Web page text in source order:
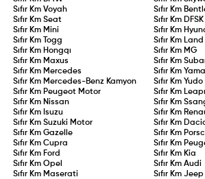
Sıfır KmVoyah Sıfır Km
Sıfır KmSeat Sıfır Km DFSK
Sıfır Km Mini Sıfır Km
Sıfır Km
Togg Sıfır Km Land
Sıfır Km Hongqı Sıfır Km MG
Sıfır Km Maxus Sıfır Km
Sıfır Km Mercedes Sıfır Km
Sıfır Km Mercedes-Benz Kamyon Sıfır Km Yudo
Sıfır Km Peugeot Motor Sıfır Km
Sıfır Km Nissan Sıfır Km
Sıfır Km Isuzu Sıfır Km
Sıfır KmSuzuki Motor Sıfır Km
Sıfır KmGazelle Sıfır Km
Sıfır KmCupra Sıfır Km
Sıfır Km Ford Sıfır Km Kia
Sıfır KmOpel Sıfır Km Audi
Sıfır Km Maserati Sıfır Km Jeep